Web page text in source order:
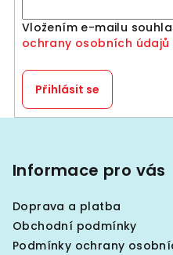
Vložením e-mailu
ochrany osobních údajů
Přihlásit se
Informace pro vás
Doprava a platba
Obchodní podmínky
Podmínky ochrany